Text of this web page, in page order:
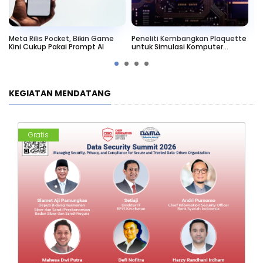
Meta Rilis Pocket, Bikin Game
Kini Cukup Pakai Prompt AI
Peneliti Kembangkan Plaquette
untuk Simulasi Komputer
KEGIATAN MENDATANG
Gratis